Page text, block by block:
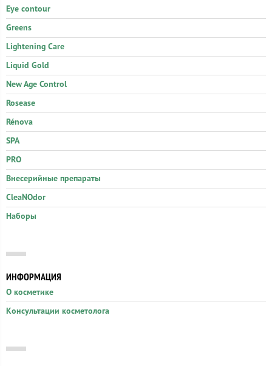
Eye contour
Greens
Lightening Care
Liquid Gold
New Age Control
Rosease
Rénova
SPA
PRO
Внесерийные препараты
CleaNOdor
Наборы
ИНФОРМАЦИЯ
О косметике
Консультации косметолога